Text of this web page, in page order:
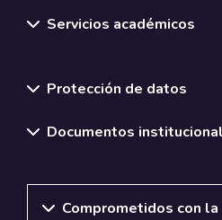
Servicios académicos
Protección de datos
Documentos
Comprometidos con